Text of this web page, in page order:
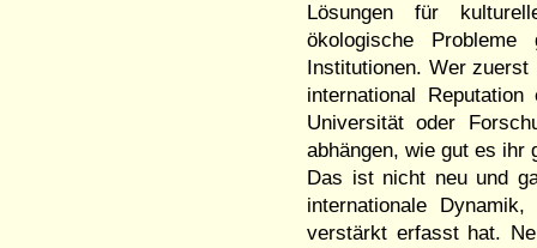
Lösungen für
ökologische
Institutionen. Wer zuerst
international
Universität oder
abhängen, wie gut es ihr
Das ist nicht neu und
internationale
verstärkt erfasst hat.